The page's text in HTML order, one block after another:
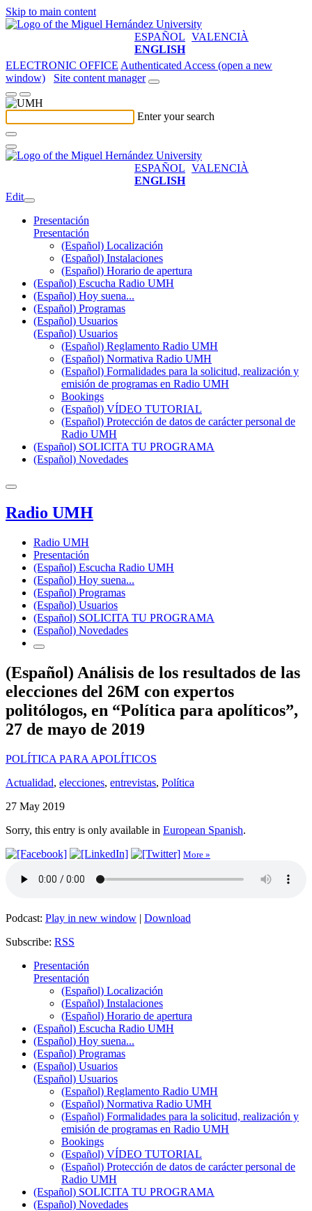
Skip to main content
ESPAÑOL VALENCIÀ
ENGLISH
ELECTRONIC OFFICE Authenticated Access (open a new
window)
Site content manager
Enter your search
ESPAÑOL VALENCIÀ
ENGLISH
Edit
Presentación
Presentación
(Español) Localización
(Español) Instalaciones
(Español) Horario de apertura
(Español) Escucha Radio UMH
(Español) Hoy suena...
(Español) Programas
(Español) Usuarios
(Español) Usuarios
(Español) Reglamento Radio UMH
(Español) Normativa Radio UMH
(Español) Formalidades para la solicitud, realización y
emisión de programas en Radio UMH
Bookings
(Español) VÍDEO TUTORIAL
(Español) Protección de datos de carácter personal de
Radio UMH
(Español) SOLICITA TU PROGRAMA
(Español) Novedades
Radio UMH
Radio UMH
Presentación
(Español) Escucha Radio UMH
(Español) Hoy suena...
(Español) Programas
(Español) Usuarios
(Español) SOLICITA TU PROGRAMA
(Español) Novedades
(Español) Análisis de los resultados de las
elecciones del 26M con expertos
politólogos, en “Política para apolíticos”,
27 de mayo de 2019
POLÍTICA PARA APOLÍTICOS
Actualidad, elecciones, entrevistas, Política
27 May 2019
Sorry, this entry is only available in European Spanish.
More »
Podcast: Play in new window | Download
Subscribe: RSS
Presentación
Presentación
(Español) Localización
(Español) Instalaciones
(Español) Horario de apertura
(Español) Escucha Radio UMH
(Español) Hoy suena...
(Español) Programas
(Español) Usuarios
(Español) Usuarios
(Español) Reglamento Radio UMH
(Español) Normativa Radio UMH
(Español) Formalidades para la solicitud, realización y
emisión de programas en Radio UMH
Bookings
(Español) VÍDEO TUTORIAL
(Español) Protección de datos de carácter personal de
Radio UMH
(Español) SOLICITA TU PROGRAMA
(Español) Novedades